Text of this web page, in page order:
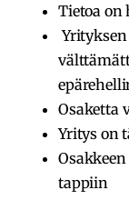
Tietoa on
Osaketta
Yritys on
tappiin